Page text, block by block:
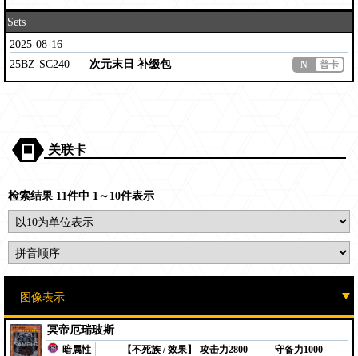
Sets
2025-08-16
25BZ-SC240
次元末日 补缀包 N 普卡
关联卡
检索结果 11件中 1～10件表示
冥帝厄瑞玻斯
暗属性
【不死族 / 效果】
攻击力2800 守备力1000